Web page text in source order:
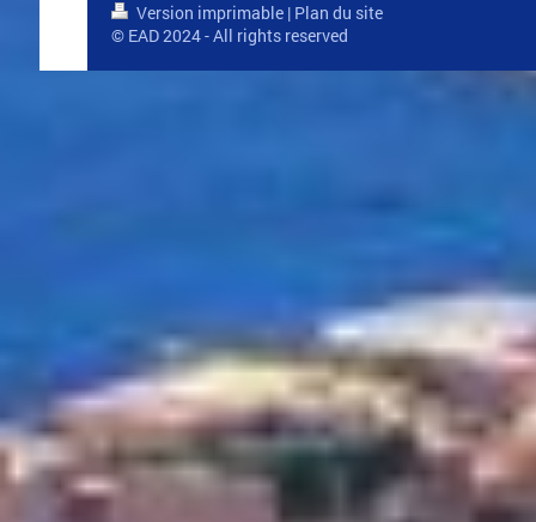
Version imprimable | Plan du site
© EAD 2024 - All rights reserved